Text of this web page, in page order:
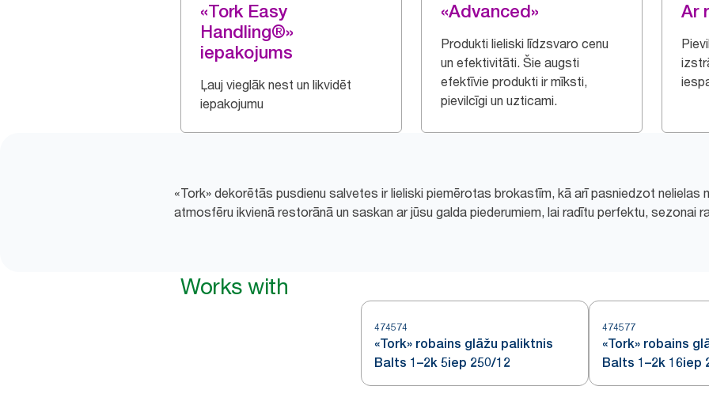
«Tork Easy
Handling®»
iepakojums
Ļauj vieglāk nest un likvidēt
iepakojumu
«Advanced»
Produkti lieliski līdzsvaro cenu
un efektivitāti. Šie augsti
efektīvie produkti ir mīksti,
pievilcīgi un uzticami.
Ar
«Tork» dekorētās pusdienu salvetes ir lieliski piemērotas brokastīm, kā arī pasniedzot nelielas
atmosfēru ikvienā restorānā un saskan ar jūsu galda piederumiem, lai radītu perfektu, sezonai
Works with
474574
«Tork» robains glāžu paliktnis
Balts 1–2k 5iep 250/12
474577
«Tork» robains
Balts 1–2k 16iep